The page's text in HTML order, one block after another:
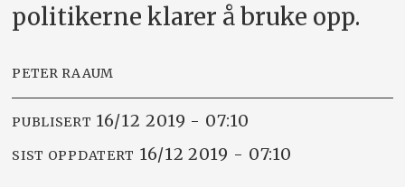
politikerne klarer å bruke opp.
PETER RAAUM
PUBLISERT 16/12 2019 - 07:10
SIST OPPDATERT 16/12 2019 - 07:10